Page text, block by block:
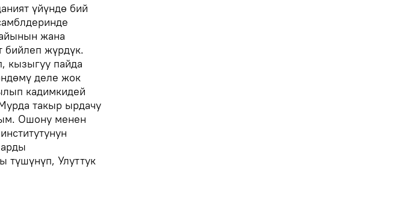
үйүндө бий
жана
бийлеп жүрдүк.
кызыгуу пайда
деле жок
кадимкидей
такыр ырдачу
Ошону менен
түшүнүп, Улуттук